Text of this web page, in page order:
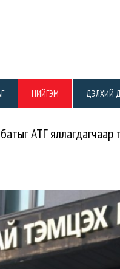
НИЙГЭМ ДЭЛХИЙ
АТГ яллагдагчаар